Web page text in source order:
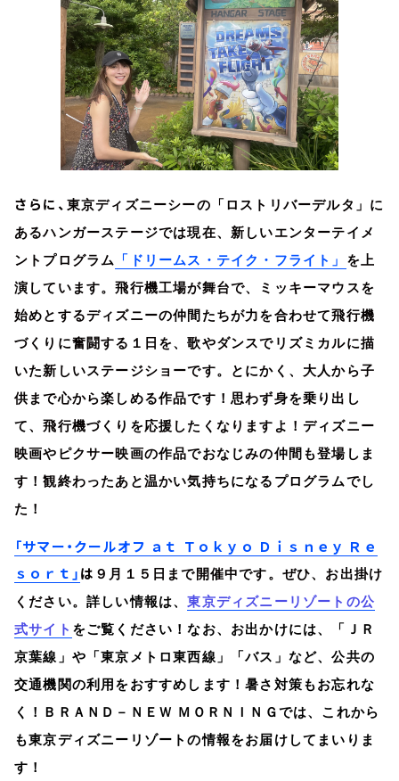
さらに、 東京ディズニーシーの「ロストリバーデルタ」に
あるハンガーステージでは現在、新しいエンターテイメ
ントプログラム
「ドリームス・テイク・フライト」 を上
演しています。飛行機工場が舞台で、ミッキーマウスを
始めとするディズニーの仲間たちが力を合わせて飛行機
づくりに奮闘する１日を、歌やダンスでリズミカルに描
いた新しいステージショーです。とにかく、大人から子
供まで心から楽しめる作品です！思わず身を乗り出し
て、飛行機づくりを応援したくなりますよ！ディズニー
映画やピクサー映画の作品でおなじみの仲間も登場しま
す！観終わったあと温かい気持ちになるプログラムでし
た！
「サマー・クールオフ ａｔ Ｔｏｋｙｏ Ｄｉｓｎｅｙ Ｒｅ
ｓｏｒｔ」は ９月１５日まで開催中です。ぜひ、お出掛け
ください。 詳しい情報は、東京ディズニーリゾートの公
式サイト をご覧ください！なお、お出かけには、「ＪＲ
京葉線」や「東京メトロ東西線」「バス」など、公共の
交通機関の利用をおすすめします！暑さ対策もお忘れな
く！ＢＲＡＮＤ－ＮＥＷ ＭＯＲＮＩＮＧでは、これから
も東京ディズニーリゾートの情報をお届けしてまいりま
す！